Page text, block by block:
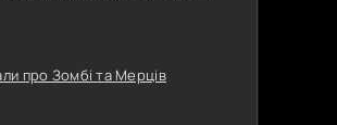
вся Європа
про Зомбі та Мерців